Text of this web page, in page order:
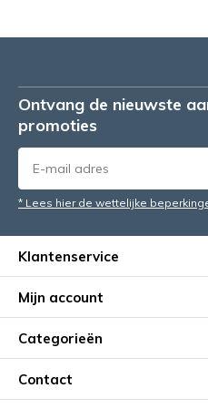
Ontvang de nieuwste
promoties
* Lees hier de wettelijke
Klantenservice
Mijn account
Categorieën
Contact